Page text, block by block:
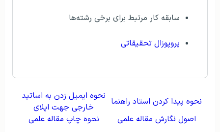
سابقه کار مرتبط برای برخی رشته‌ها
پروپوزال تحقيقاتی
نحوه پيدا کردن استاد راهنما نحوه ايميل زدن به اساتيد
خارجی جهت اپلای
اصول نگارش مقاله علمی
نحوه چاپ مقاله علمی